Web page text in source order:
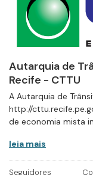
Autarquia de
Recife - CTTU
A Autarquia de
http://
de economia mista
leia mais
Seguidores